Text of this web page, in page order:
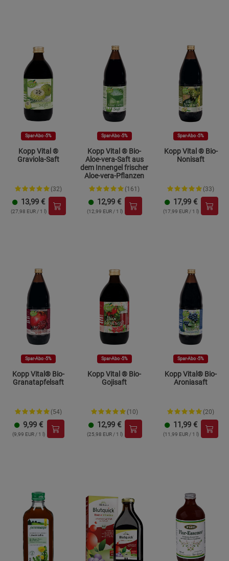
Spar-Abo -5%
Kopp Vital ®
Graviola-Saft
(32)
13,99 €
(27,98 EUR / 1 l)
Spar-Abo -5%
Kopp Vital ® Bio-
Aloe-vera-Saft aus
dem Innengel frischer
Aloe-vera-Pflanzen
(161)
12,99 €
(12,99 EUR / 1 l)
Spar-Abo -5%
Kopp Vital ® Bio-
Nonisaft
(33)
17,99 €
(17,99 EUR / 1 l)
Spar-Abo -5%
Kopp Vital® Bio-
Granatapfelsaft
(54)
9,99 €
(9,99 EUR / 1 l)
Spar-Abo -5%
Kopp Vital ® Bio-
Gojisaft
(10)
12,99 €
(25,98 EUR / 1 l)
Spar-Abo -5%
Kopp Vital® Bio-
Aroniasaft
(20)
11,99 €
(11,99 EUR / 1 l)